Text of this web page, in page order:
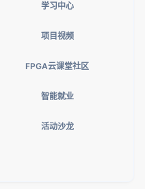
学习中心
项目视频
FPGA云课堂社区
智能就业
活动沙龙